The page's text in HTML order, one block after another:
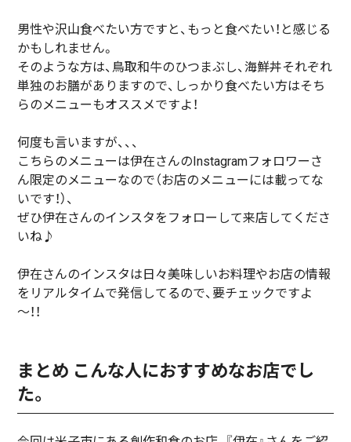
男性や沢山食べたい方ですと、もっと食べたい！と感じる
かもしれません。
そのような方は、鳥取和牛のひつまぶし、海鮮丼それぞれ
単独のお膳がありますので、しっかり食べたい方はそち
らのメニューもオススメですよ！
何度も言いますが、、、
こちらのメニューは伊在さんのInstagramフォロワーさ
ん限定のメニューなので（お店のメニューには載ってな
いです！）、
ぜひ伊在さんのインスタをフォローして来店してくださ
いね♪
伊在さんのインスタは日々美味しいお料理やお店の情報
をリアルタイムで発信してるので、要チェックですよ
～！！
まとめ こんな人におすすめなお店でし
た。